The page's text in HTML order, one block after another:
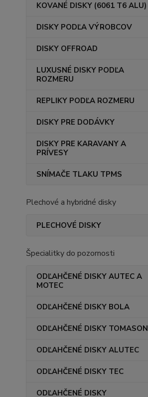
KOVANÉ DISKY (6061 T6 ALU)
DISKY PODĽA VÝROBCOV
DISKY OFFROAD
LUXUSNÉ DISKY PODĽA
ROZMERU
REPLIKY PODĽA ROZMERU
DISKY PRE DODÁVKY
DISKY PRE KARAVANY A
PRÍVESY
SNÍMAČE TLAKU TPMS
Plechové a hybridné disky
PLECHOVÉ DISKY
Špecialitky do pozornosti
ODĽAHČENÉ DISKY AUTEC A
MOTEC
ODĽAHČENÉ DISKY BOLA
ODĽAHČENÉ DISKY TOMASON
ODĽAHČENÉ DISKY ALUTEC
ODĽAHČENÉ DISKY TEC
ODĽAHČENÉ DISKY